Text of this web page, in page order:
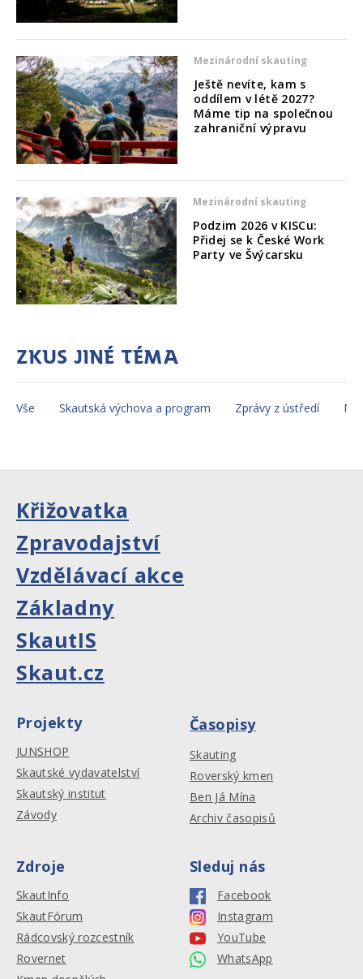
Mezinárodní skauting
Ještě nevíte, kam s
oddílem v létě 2027?
Máme tip na společnou
zahraniční výpravu
Mezinárodní skauting
Podzim 2026 v KISCu:
Přidej se k České Work
Party ve Švýcarsku
Zkus jiné téma
Vše Skautská výchova a program Zprávy z ústředí
Křižovatka
Zpravodajství
Vzdělávací akce
Základny
SkautIS
Skaut.cz
Projekty
JUNSHOP
Skautské vydavatelství
Skautský institut
Závody
Časopisy
Skauting
Roverský kmen
Ben Já Mína
Archiv časopisů
Zdroje
SkautInfo
SkautFórum
Rádcovský rozcestník
Rovernet
Sleduj nás
Facebook
Instagram
YouTube
WhatsApp